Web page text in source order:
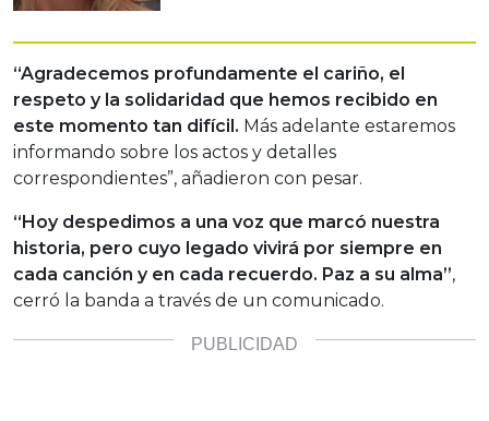
“Agradecemos profundamente el cariño, el
respeto y la solidaridad que hemos recibido en
este momento tan difícil. Más adelante estaremos
informando sobre los actos y detalles
correspondientes”, añadieron con pesar.
“Hoy despedimos a una voz que marcó nuestra
historia, pero cuyo legado vivirá por siempre en
cada canción y en cada recuerdo. Paz a su alma”,
cerró la banda a través de un comunicado.